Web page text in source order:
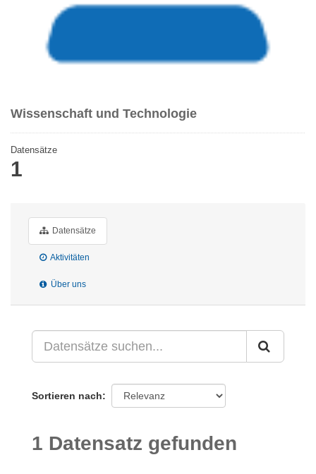
Wissenschaft und Technologie
Datensätze
1
Datensätze
Aktivitäten
Über uns
Sortieren nach
1 Datensatz gefunden